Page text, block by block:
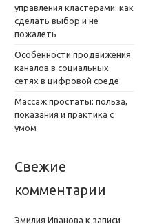
управления кластерами: как
сделать выбор и не
пожалеть
Особенности продвижения
каналов в социальных
сетях в цифровой среде
Массаж простаты: польза,
показания и практика с
умом
Свежие
комментарии
Эмилия Иванова к записи